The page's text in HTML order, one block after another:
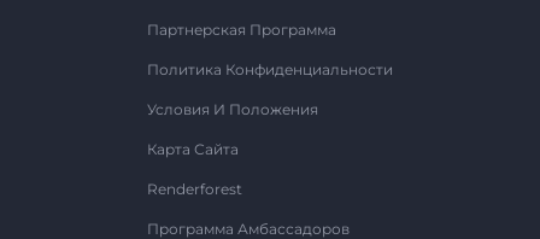
Партнерская Программа
Политика Конфиденциальности
Условия И Положения
Карта Сайта
Renderforest
Программа Амбассадоров